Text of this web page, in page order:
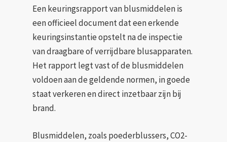
Een keuringsrapport van blusmiddelen is
een officieel document dat een erkende
keuringsinstantie opstelt na de inspectie
van draagbare of verrijdbare blusapparaten.
Het rapport legt vast of de blusmiddelen
voldoen aan de geldende normen, in goede
staat verkeren en direct inzetbaar zijn bij
brand.
Blusmiddelen, zoals poederblussers, CO2-